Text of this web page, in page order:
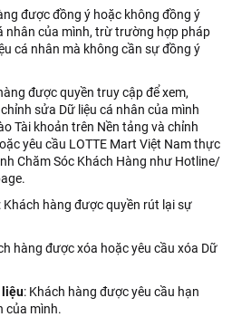
được đồng ý hoặc không đồng ý
nhân của mình, trừ trường hợp pháp
cá nhân mà không cần sự đồng ý
được quyền truy cập để xem,
sửa Dữ liệu cá nhân của mình
Tài khoản trên Nền tảng và chỉnh
yêu cầu LOTTE Mart Việt Nam thực
Chăm Sóc Khách Hàng như Hotline/
: Khách hàng được quyền rút lại sự
hàng được xóa hoặc yêu cầu xóa Dữ
liệu: Khách hàng được yêu cầu hạn
của mình.